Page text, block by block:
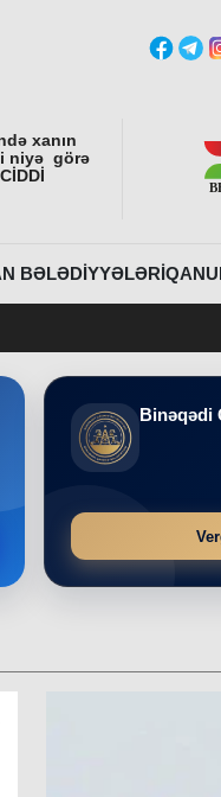
xanın
niyə görə
BƏLƏDIYYƏLƏRI
Binəqədi